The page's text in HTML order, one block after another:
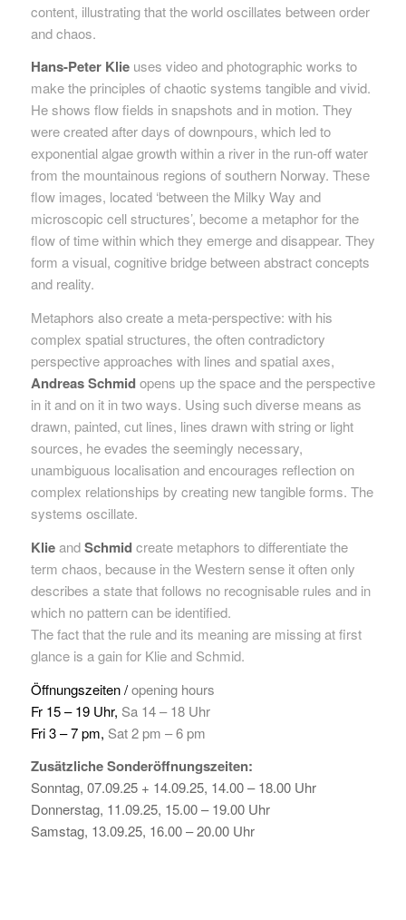
content, illustrating that the world oscillates between order
and chaos.
Hans-Peter Klieuses video and photographic works to
make the principles of chaotic systems tangible and vivid.
He shows flow fields in snapshots and in motion. They
were created after days of downpours, which led to
exponential algae growth within a river in the run-off water
from the mountainous regions of southern Norway. These
flow images, located ‘between the Milky Way and
microscopic cell structures’, become a metaphor for the
flow of time within which they emerge and disappear. They
form a visual, cognitive bridge between abstract concepts
and reality.
Metaphors also create a meta-perspective: with his
complex spatial structures, the often contradictory
perspective approaches with lines and spatial axes,
Andreas Schmidopens up the space and the perspective
in it and on it in two ways. Using such diverse means as
drawn, painted, cut lines, lines drawn with string or light
sources, he evades the seemingly necessary,
unambiguous localisation and encourages reflection on
complex relationships by creating new tangible forms. The
systems oscillate.
KlieandSchmidcreate metaphors to differentiate the
term chaos, because in the Western sense it often only
describes a state that follows no recognisable rules and in
which no pattern can be identified.
The fact that the rule and its meaning are missing at first
glance is a gain for Klie and Schmid.
Öffnungszeiten /opening hours
Fr 15 – 19 Uhr, Sa 14 – 18 Uhr
Fri 3 – 7 pm, Sat 2 pm – 6 pm
Zusätzliche Sonderöffnungszeiten:
Sonntag, 07.09.25 + 14.09.25, 14.00 – 18.00 Uhr
Donnerstag, 11.09.25, 15.00 – 19.00 Uhr
Samstag, 13.09.25, 16.00 – 20.00 Uhr